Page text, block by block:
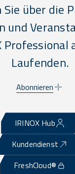
Sie über die
und
Professional
Laufenden.
Abonnieren
IRINOX Hub
Kundendienst
FreshCloud®